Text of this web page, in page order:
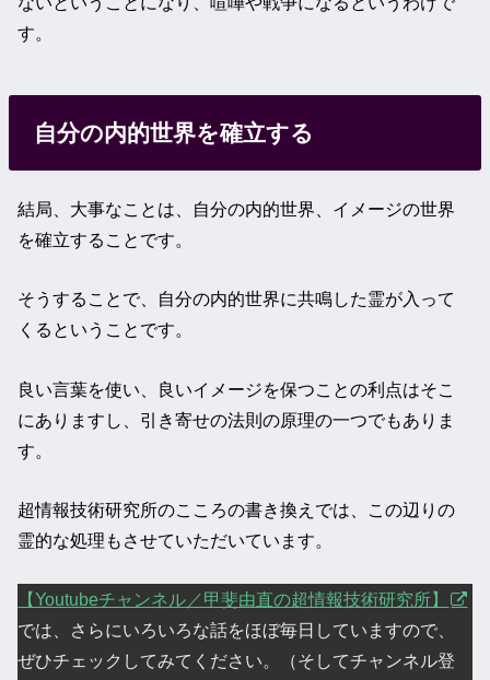
す。
自分の内的世界を確立する
結局、大事なことは、自分の内的世界、イメージの世界
を確立することです。
そうすることで、自分の内的世界に共鳴した霊が入って
くるということです。
良い言葉を使い、良いイメージを保つことの利点はそこ
にありますし、引き寄せの法則の原理の一つでもありま
す。
超情報技術研究所のこころの書き換えでは、この辺りの
霊的な処理もさせていただいています。
【Youtubeチャンネル／甲斐由直の超情報技術研究所】
では、さらにいろいろな話をほぼ毎日していますので、
ぜひチェックしてみてください。（そしてチャンネル登